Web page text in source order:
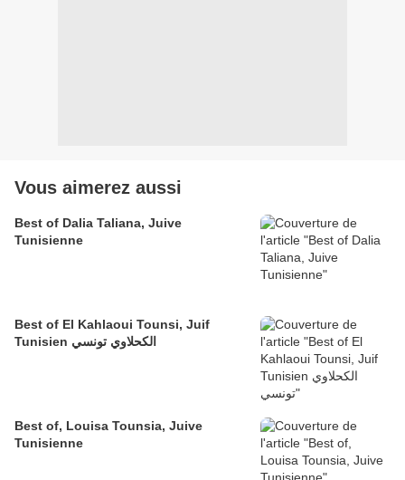
Vous aimerez aussi
Best of Dalia Taliana, Juive
Tunisienne
Best of El Kahlaoui Tounsi, Juif
Tunisien الكحلاوي تونسي
Best of, Louisa Tounsia, Juive
Tunisienne